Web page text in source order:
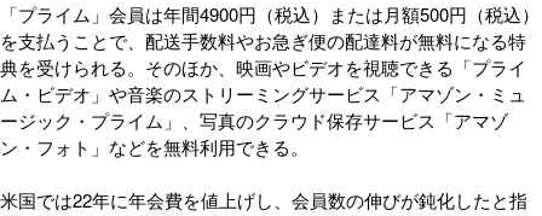
「プライム」会員は年間4900円（税込）または月額500円（税込）
を支払うことで、配送手数料やお急ぎ便の配達料が無料になる特
典を受けられる。そのほか、映画やビデオを視聴できる「プライ
ム・ビデオ」や音楽のストリーミングサービス「アマゾン・ミュ
ージック・プライム」、写真のクラウド保存サービス「アマゾ
ン・フォト」などを無料利用できる。
米国では22年に年会費を値上げし、会員数の伸びが鈍化したと指